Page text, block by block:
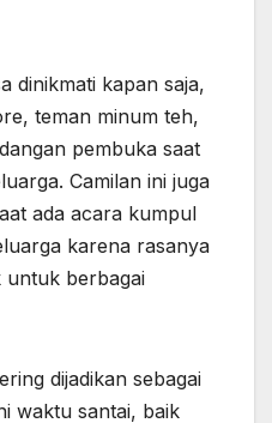
dinikmati kapan saja,
teman minum teh,
pembuka saat
Camilan ini juga
ada acara kumpul
karena rasanya
untuk berbagai
dijadikan sebagai
waktu santai, baik